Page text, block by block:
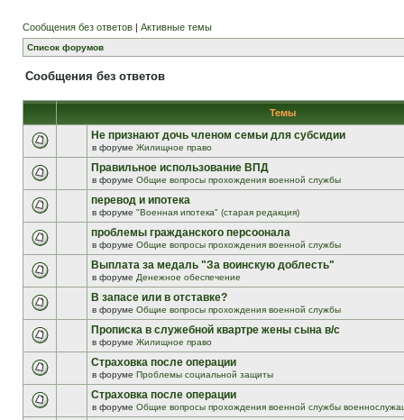
Сообщения без ответов | Активные темы
Список форумов
Сообщения без ответов
Темы
Не признают дочь членом семьи для субсидии
в форуме Жилищное право
Правильное использование ВПД
в форуме Общие вопросы прохождения военной службы
перевод и ипотека
в форуме "Военная ипотека" (старая редакция)
проблемы гражданского персоонала
в форуме Общие вопросы прохождения военной службы
Выплата за медаль "За воинскую доблесть"
в форуме Денежное обеспечение
В запасе или в отставке?
в форуме Общие вопросы прохождения военной службы
Прописка в служебной квартре жены сына в/с
в форуме Жилищное право
Страховка после операции
в форуме Проблемы социальной защиты
Страховка после операции
в форуме Общие вопросы прохождения военной службы